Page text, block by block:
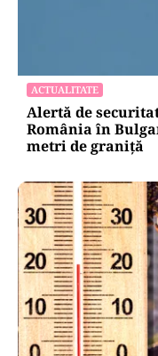
ACTUALITATE
Alertă de
România în
metri de graniţă